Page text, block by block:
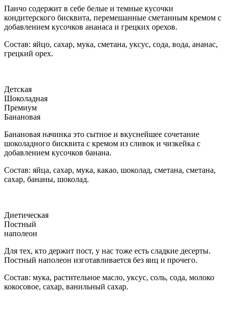
Панчо содержит в себе белые и темные кусочки
кондитерского бисквита, перемешанные сметанным кремом с
добавлением кусочков ананаса и грецких орехов.
Состав: яйцо, сахар, мука, сметана, уксус, сода, вода, ананас,
грецкий орех.
Детская
Шоколадная
Премиум
Банановая
Банановая начинка это сытное и вкуснейшее сочетание
шоколадного бисквита с кремом из сливок и чизкейка с
добавлением кусочков банана.
Состав: яйца, сахар, мука, какао, шоколад, сметана, сметана,
сахар, бананы, шоколад.
Диетическая
Постный
наполеон
Для тех, кто держит пост, у нас тоже есть сладкие десерты.
Постный наполеон изготавливается без яиц и прочего.
Состав: мука, растительное масло, уксус, соль, сода, молоко
кокосовое, сахар, ванильный сахар.